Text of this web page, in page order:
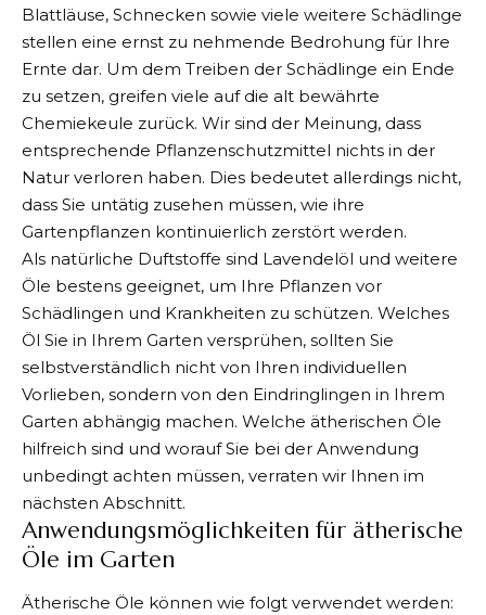
Blattläuse, Schnecken sowie viele weitere Schädlinge
stellen eine ernst zu nehmende Bedrohung für Ihre
Ernte dar. Um dem Treiben der Schädlinge ein Ende
zu setzen, greifen viele auf die alt bewährte
Chemiekeule zurück. Wir sind der Meinung, dass
entsprechende Pflanzenschutzmittel nichts in der
Natur verloren haben. Dies bedeutet allerdings nicht,
dass Sie untätig zusehen müssen, wie ihre
Gartenpflanzen kontinuierlich zerstört werden.
Als natürliche Duftstoffe sind Lavendelöl und weitere
Öle bestens geeignet, um Ihre Pflanzen vor
Schädlingen und Krankheiten zu schützen. Welches
Öl Sie in Ihrem Garten versprühen, sollten Sie
selbstverständlich nicht von Ihren individuellen
Vorlieben, sondern von den Eindringlingen in Ihrem
Garten abhängig machen. Welche ätherischen Öle
hilfreich sind und worauf Sie bei der Anwendung
unbedingt achten müssen, verraten wir Ihnen im
nächsten Abschnitt.
Anwendungsmöglichkeiten für ätherische
Öle im Garten
Ätherische Öle können wie folgt verwendet werden: